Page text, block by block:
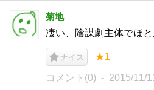
菊地
凄い、陰謀劇主体でほと
ナイス ★1
コメント(0) 2015/11/11